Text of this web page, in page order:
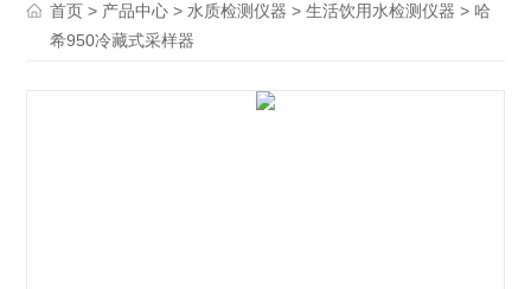
首页 > 产品中心 > 水质检测仪器 >生活饮用水检测仪器 > 哈
希950冷藏式采样器